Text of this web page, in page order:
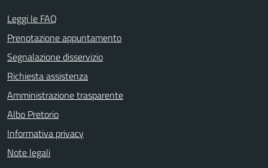
Leggi le FAQ
Prenotazione appuntamento
Segnalazione disservizio
Richiesta assistenza
Amministrazione trasparente
Albo Pretorio
Informativa privacy
Note legali